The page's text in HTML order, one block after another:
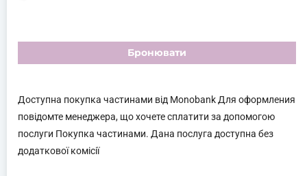
Бронювати
Доступна покупка частинами від Monobank Для оформления
повідомте менеджера, що хочете сплатити за допомогою
послуги Покупка частинами. Дана послуга доступна без
додаткової комісії